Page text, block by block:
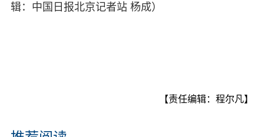
辑：中国日报北京记者站 杨成）
【责任编辑：程尔凡】